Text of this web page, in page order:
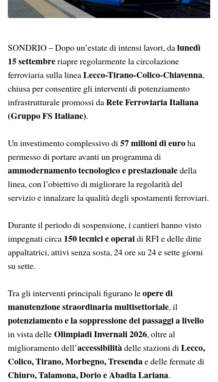
SONDRIO – Dopo un’estate di intensi lavori, dalunedì
15 settembreriapre regolarmente la circolazione
ferroviaria sulla lineaLecco-Tirano-Colico-Chiavenna,
chiusa per consentire gli interventi di potenziamento
infrastrutturale promossi daRete Ferroviaria Italiana
(Gruppo FS Italiane).
Un investimento complessivo di57 milioni di euroha
permesso di portare avanti un programma di
ammodernamento tecnologico e prestazionaledella
linea, con l’obiettivo di migliorare la regolarità del
servizio e innalzare la qualità degli spostamenti ferroviari.
Durante il periodo di sospensione, i cantieri hanno visto
impegnati circa 150 tecnici e operaidi RFI e delle ditte
appaltatrici, attivi senza sosta, 24 ore su 24 e sette giorni
su sette.
Tra gli interventi principali figurano leopere di
manutenzione straordinaria multisettoriale, il
potenziamento e la soppressione dei passaggi a livello
in vista delleOlimpiadi Invernali 2026, oltre al
miglioramento dell’accessibilitàdelle stazioni diLecco,
Colico, Tirano, Morbegno, Tresendae delle fermate di
Chiuro, Talamona, Dorio e Abadia Lariana.